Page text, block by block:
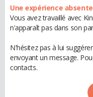
Une expérience absente
Vous avez travaillé avec
n'apparaît pas dans son
N'hésitez pas à lui
envoyant un message.
contacts.